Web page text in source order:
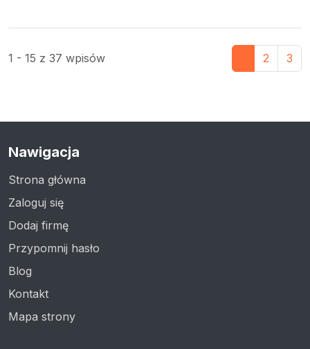
1 - 15 z 37 wpisów 2 3
Nawigacja
Strona główna
Zaloguj się
Dodaj firmę
Przypomnij hasło
Blog
Kontakt
Mapa strony